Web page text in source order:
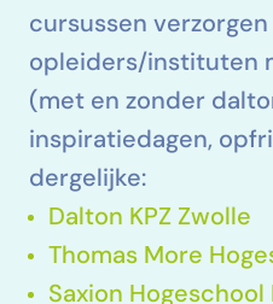
cursussen
opleiders/instituten
(met en zonder
inspiratiedagen,
dergelijke:
Dalton KPZ Zwolle
Thomas More
Saxion